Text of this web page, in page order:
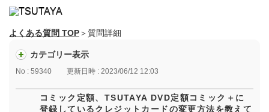
よくある質問 TOP＞質問詳細
カテゴリー表示
No : 59340 更新日時 : 2023/06/12 12:03
コミック定額、TSUTAYA DVD定額コミック＋に
登録しているクレジットカードの変更方法を教えて